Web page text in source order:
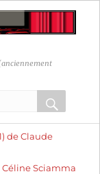
OK
de Claude
Céline Sciamma